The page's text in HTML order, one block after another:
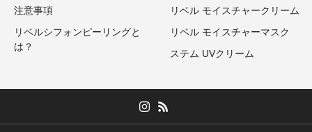
注意事項
リベルシフォンピーリングと
は？
リベル モイスチャークリーム
リベル モイスチャーマスク
ステム UVクリーム